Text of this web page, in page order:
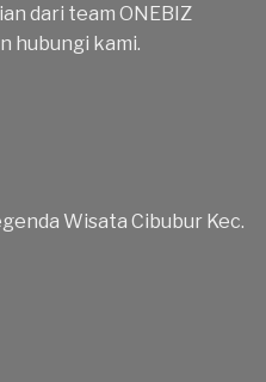
dari team ONEBIZ
hubungi kami.
Wisata Cibubur Kec.